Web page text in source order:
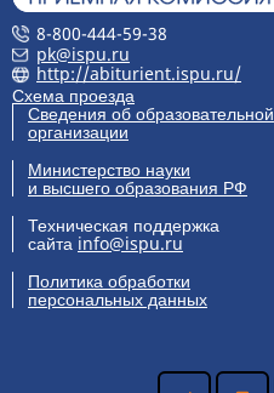
8-800-444-59-38
pk@ispu.ru
http://abiturient.ispu.ru/
Схема проезда
Сведения об образовательной
организации
Министерство науки
и высшего образования РФ
Техническая поддержка
сайта info@ispu.ru
Политика обработки
персональных данных